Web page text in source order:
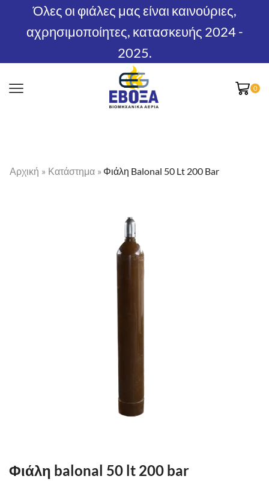
Όλες οι φιάλες μας είναι καινούριες,
αχρησιμοποίητες, κατασκευής 2024 -
2025.
0
Αρχική » Κατάστημα » Φιάλη Balonal 50 Lt 200 Bar
Φιάλη balonal 50 lt 200 bar